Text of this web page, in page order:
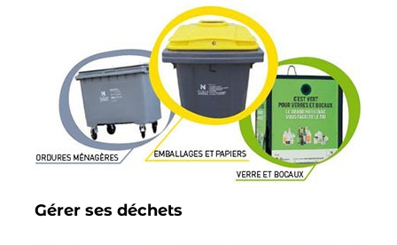
Gérer ses déchets